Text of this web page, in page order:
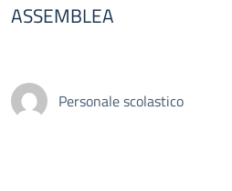
ASSEMBLEA
Personale scolastico